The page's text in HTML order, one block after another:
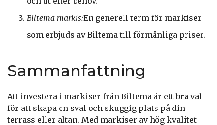
Biltema markis:En generell term för markiser
som erbjuds av Biltema till förmånliga priser.
Sammanfattning
Att investera i markiser från Biltema är ett bra val
för att skapa en sval och skuggig plats på din
terrass eller altan. Med markiser av hög kvalitet